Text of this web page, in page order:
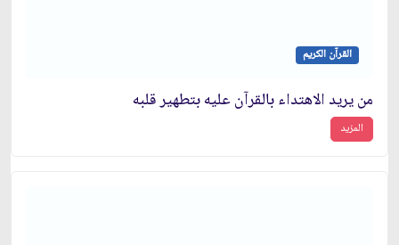
القرآن الكريم
من يريد الاهتداء بالقرآن عليه بتطهير قلبه
المزيد